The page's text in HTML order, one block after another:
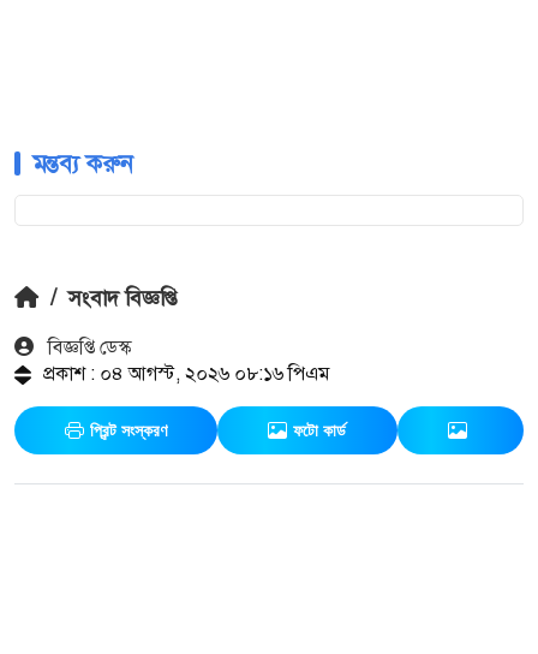
মন্তব্য করুন
/ সংবাদ বিজ্ঞপ্তি
বিজ্ঞপ্তি ডেস্ক
প্রকাশ : ০৪ আগস্ট, ২০২৬ ০৮:১৬ পিএম
প্রিন্ট সংস্করণ ফটো কার্ড